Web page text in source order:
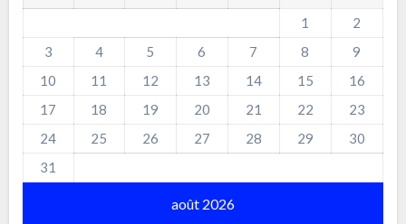
août 2026
1
2
3
4 5 6 7 8
9
10
11 12 13 14 15
16
17
18 19 20 21 22
23
24
25 26 27 28 29
30
31